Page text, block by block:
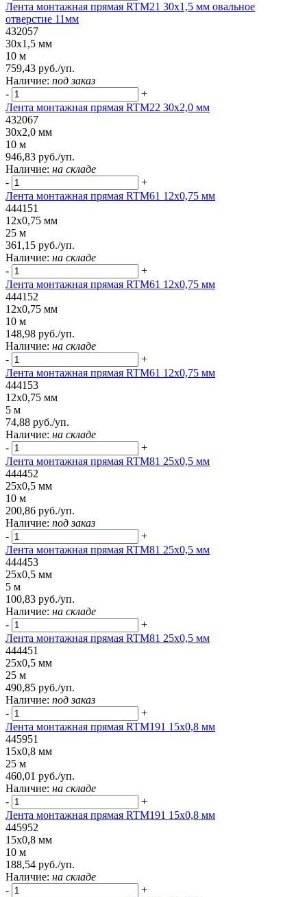
Лента монтажная прямая RTM21 30x1,5 мм овальное
отверстие 11мм
432057
30x1,5 мм
10 м
759,43 руб./уп.
Наличие: под заказ
-
+
Лента монтажная прямая RTM22 30x2,0 мм
432067
30x2,0 мм
10 м
946,83 руб./уп.
Наличие: на складе
-
+
Лента монтажная прямая RTM61 12x0,75 мм
444151
12x0,75 мм
25 м
361,15 руб./уп.
Наличие: на складе
-
+
Лента монтажная прямая RTM61 12x0,75 мм
444152
12x0,75 мм
10 м
148,98 руб./уп.
Наличие: на складе
-
+
Лента монтажная прямая RTM61 12x0,75 мм
444153
12x0,75 мм
5 м
74,88 руб./уп.
Наличие: на складе
-
+
Лента монтажная прямая RTM81 25x0,5 мм
444452
25x0,5 мм
10 м
200,86 руб./уп.
Наличие: под заказ
-
+
Лента монтажная прямая RTM81 25x0,5 мм
444453
25x0,5 мм
5 м
100,83 руб./уп.
Наличие: на складе
-
+
Лента монтажная прямая RTM81 25x0,5 мм
444451
25x0,5 мм
25 м
490,85 руб./уп.
Наличие: под заказ
-
+
Лента монтажная прямая RTM191 15x0,8 мм
445951
15x0,8 мм
25 м
460,01 руб./уп.
Наличие: на складе
-
+
Лента монтажная прямая RTM191 15x0,8 мм
445952
15x0,8 мм
10 м
188,54 руб./уп.
Наличие: на складе
-
+